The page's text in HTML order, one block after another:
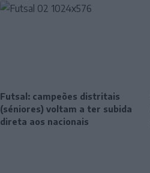
Futsal: campeões distritais
(séniores) voltam a ter subida
direta aos nacionais